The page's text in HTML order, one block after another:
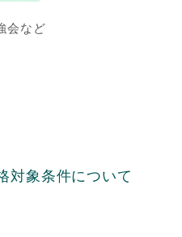
会など
対象条件について